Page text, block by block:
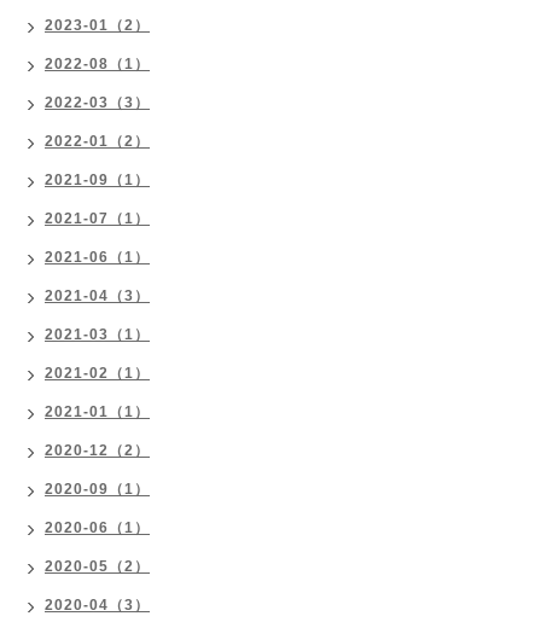
2023-01（2）
2022-08（1）
2022-03（3）
2022-01（2）
2021-09（1）
2021-07（1）
2021-06（1）
2021-04（3）
2021-03（1）
2021-02（1）
2021-01（1）
2020-12（2）
2020-09（1）
2020-06（1）
2020-05（2）
2020-04（3）